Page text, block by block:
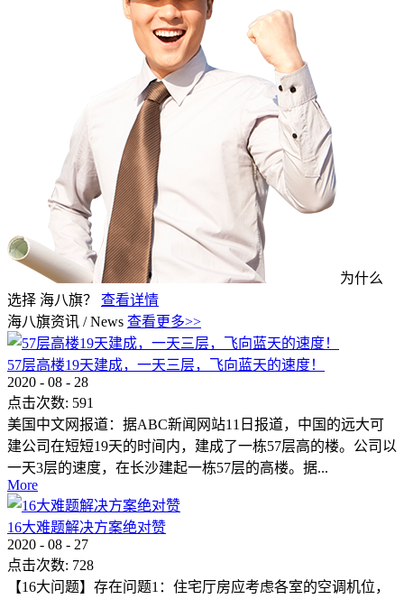
为什么
选择 海八旗？
查看详情
海八旗资讯 / News 查看更多>>
57层高楼19天建成，一天三层，飞向蓝天的速度！
2020 - 08 - 28
点击次数: 591
美国中文网报道：据ABC新闻网站11日报道，中国的远大可
建公司在短短19天的时间内，建成了一栋57层高的楼。公司以
一天3层的速度，在长沙建起一栋57层的高楼。据...
More
16大难题解决方案绝对赞
2020 - 08 - 27
点击次数: 728
【16大问题】存在问题1：住宅厅房应考虑各室的空调机位，